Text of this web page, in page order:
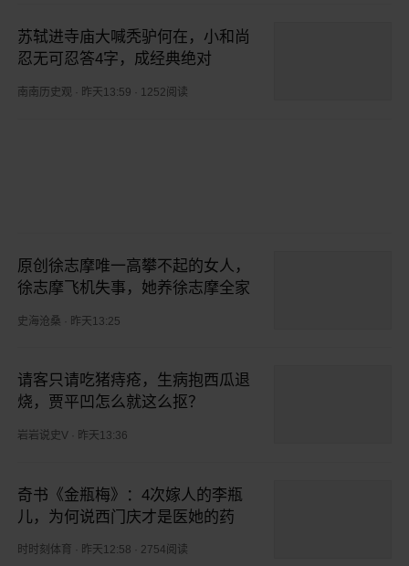
苏轼进寺庙大喊秃驴何在，小和尚
忍无可忍答4字，成经典绝对
南南历史观 昨天13:59 1252阅读
原创徐志摩唯一高攀不起的女人，
徐志摩飞机失事，她养徐志摩全家
史海沧桑 昨天13:25
请客只请吃猪痔疮，生病抱西瓜退
烧，贾平凹怎么就这么抠？
岩岩说史V 昨天13:36
奇书《金瓶梅》：4次嫁人的李瓶
儿，为何说西门庆才是医她的药
时时刻体育 昨天12:58 2754阅读